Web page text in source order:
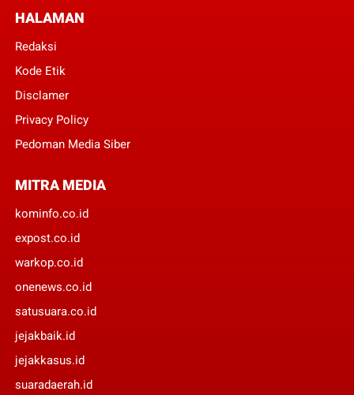
HALAMAN
Redaksi
Kode Etik
Disclamer
Privacy Policy
Pedoman Media Siber
MITRA MEDIA
kominfo.co.id
expost.co.id
warkop.co.id
onenews.co.id
satusuara.co.id
jejakbaik.id
jejakkasus.id
suaradaerah.id